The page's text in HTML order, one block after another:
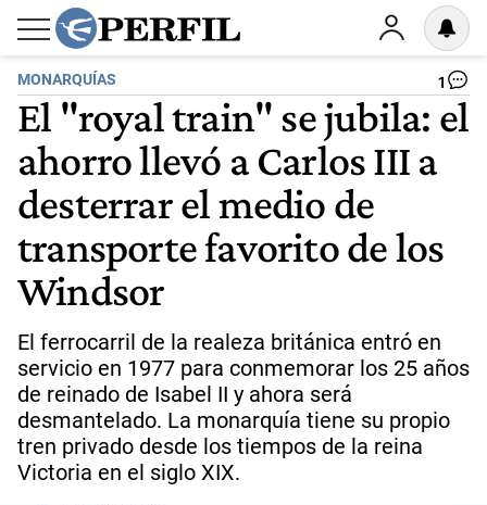
MONARQUÍAS 1
El "royal train" se jubila: el
ahorro llevó a Carlos III a
desterrar el medio de
transporte favorito de los
Windsor
El ferrocarril de la realeza británica entró en
servicio en 1977 para conmemorar los 25 años
de reinado de Isabel II y ahora será
desmantelado. La monarquía tiene su propio
tren privado desde los tiempos de la reina
Victoria en el siglo XIX.